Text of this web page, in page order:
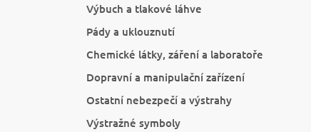
Výbuch a tlakové láhve
Pády a uklouznutí
Chemické látky, záření a laboratoře
Dopravní a manipulační zařízení
Ostatní nebezpečí a výstrahy
Výstražné symboly